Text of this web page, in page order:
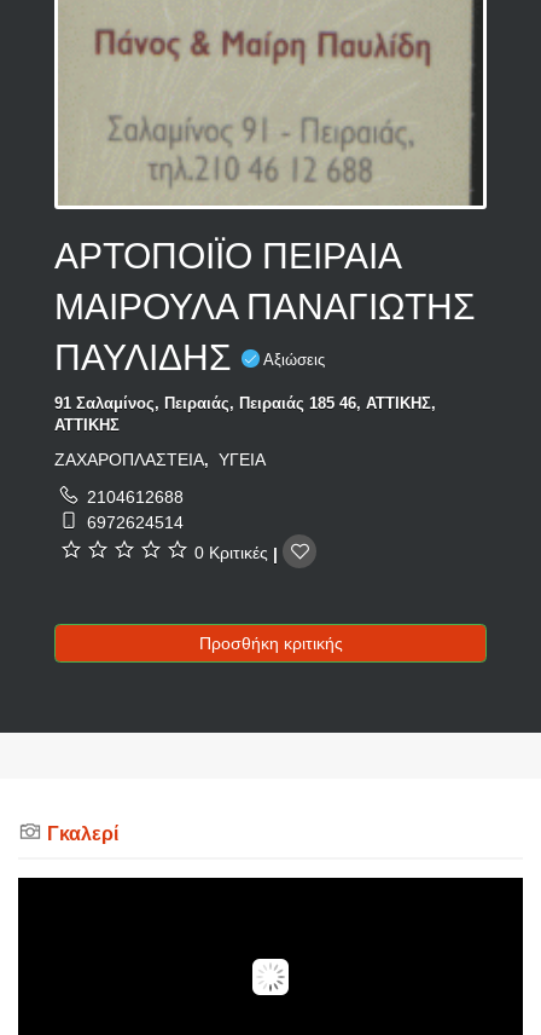
ΑΡΤΟΠΟΙΪΟ ΠΕΙΡΑΙΑ
ΜΑΙΡΟΥΛΑ ΠΑΝΑΓΙΩΤΗΣ
ΠΑΥΛΙΔΗΣ
Αξιώσεις
91 Σαλαμίνος, Πειραιάς, Πειραιάς 185 46, ΑΤΤΙΚΗΣ,
ΑΤΤΙΚΗΣ
ΖΑΧΑΡΟΠΛΑΣΤΕΙΑ, ΥΓΕΙΑ
2104612688
6972624514
0 Κριτικές |
Προσθήκη κριτικής
Γκαλερί